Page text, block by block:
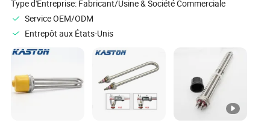
Frigidaire /
Type d'Entreprise: Fabricant/Usine & Société Commerciale
Service OEM/ODM
Entrepôt aux États-Unis